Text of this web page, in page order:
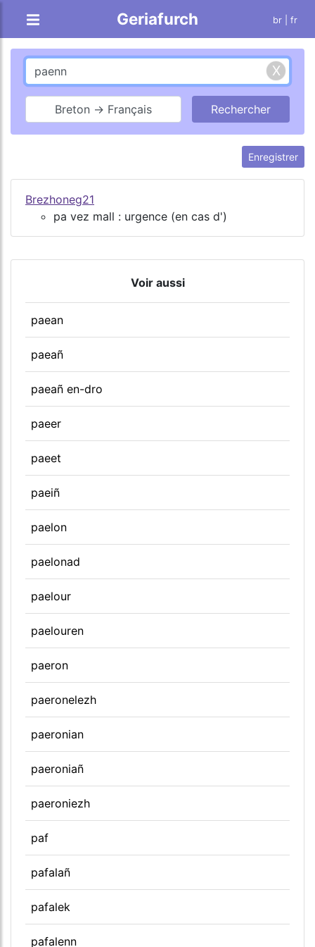
Geriafurch br | fr
Breton → Français
Enregistrer
Brezhoneg21
pa vez mall : urgence (en cas d')
Voir aussi
paean
paeañ
paeañ en-dro
paeer
paeet
paeiñ
paelon
paelonad
paelour
paelouren
paeron
paeronelezh
paeronian
paeroniañ
paeroniezh
paf
pafalañ
pafalek
pafalenn